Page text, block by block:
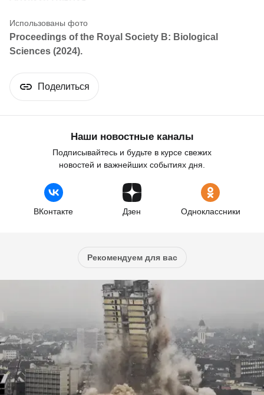
Proceedings of the Royal Society B: Biological
Sciences (2024).
Поделиться
Наши новостные каналы
Подписывайтесь и будьте в курсе свежих
новостей и важнейших событиях дня.
ВКонтакте Дзен Одноклассники
Рекомендуем для вас